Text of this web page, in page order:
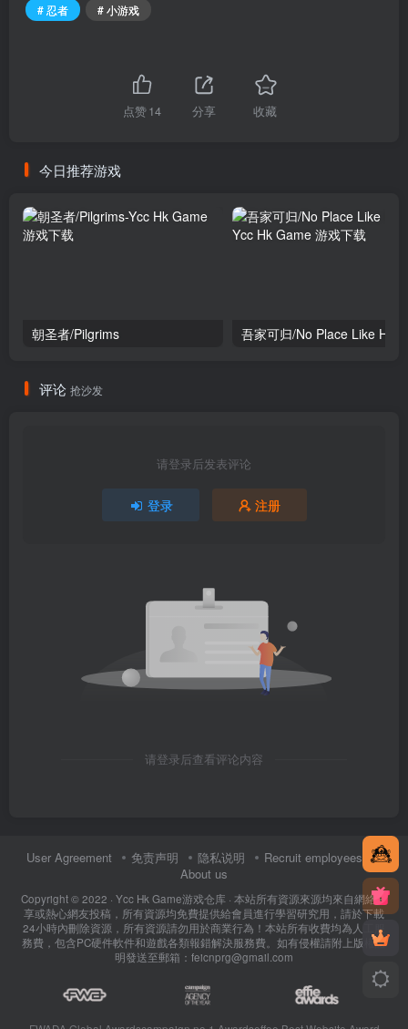
# 忍者
# 小游戏
点赞14 分享 收藏
今日推荐游戏
朝圣者/Pilgrims 吾家可归/No Place Like
评论 抢沙发
请登录后发表评论
登录 注册
请登录后查看评论内容
User Agreement 免责声明 隐私说明
Recruit employees
About us
Copyright © 2022 · Ycc Hk Game游戏仓库 · 本站所有資源來源均來自網絡分
享或熱心網友投稿，所有資源均免費提供給會員進行學習研究用，請於下載
24小時內刪除資源，所有資源請勿用於商業行為！本站所有收費均為人工服
務費，包含PC硬件軟件和遊戲各類報錯解決服務費。如有侵權請附上版權證
明發送至郵箱：feicnprg@gmail.com